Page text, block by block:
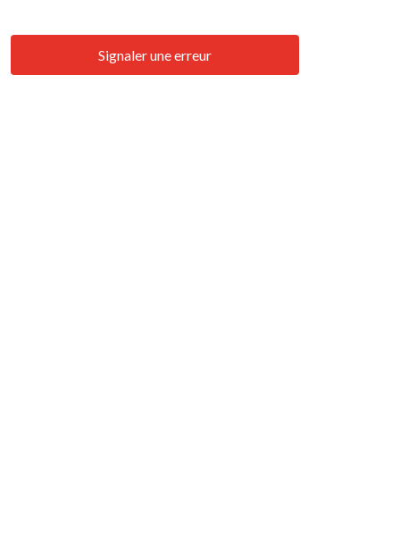
Signaler une erreur